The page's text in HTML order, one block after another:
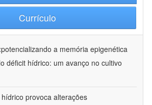
Currículo
potencializando a memória epigenética
déficit hídrico: um avanço no cultivo
provoca alterações